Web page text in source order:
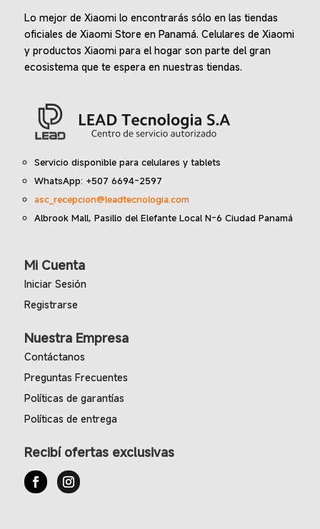
Lo mejor de Xiaomi lo encontrarás sólo en las tiendas
oficiales de Xiaomi Store en Panamá. Celulares de Xiaomi
y productos Xiaomi para el hogar son parte del gran
ecosistema que te espera en nuestras tiendas.
Servicio disponible para celulares y tablets
WhatsApp: +507 6694-2597
asc_recepcion@leadtecnologia.com
Albrook Mall, Pasillo del Elefante Local N-6 Ciudad Panamá
Mi Cuenta
Iniciar Sesión
Registrarse
Nuestra Empresa
Contáctanos
Preguntas Frecuentes
Políticas de garantías
Políticas de entrega
Recibí ofertas exclusivas